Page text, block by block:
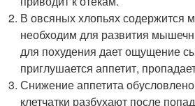
В овсяных хлопьях содержится
необходим для развития
для похудения дает ощущение
приглушается аппетит,
Снижение аппетита
клетчатки разбухают после